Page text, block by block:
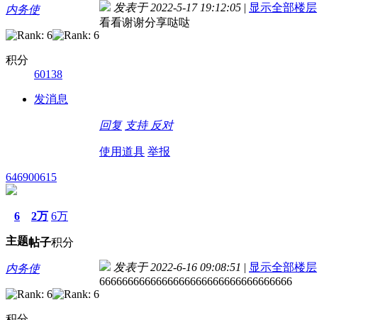
内务使
积分
60138
发消息
发表于 2022-5-17 19:12:05 | 显示全部楼层
看看谢谢分享哒哒
回复 支持 反对
使用道具 举报
646900615
6
主题
2万
帖子
6万
积分
内务使 发表于 2022-6-16 09:08:51 | 显示全部楼层
6666666666666666666666666666666666